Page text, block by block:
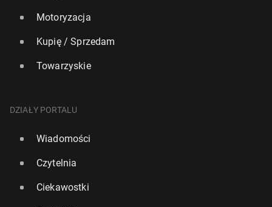
Motoryzacja
Kupię / Sprzedam
Towarzyskie
DZIAŁY PORTALU
Wiadomości
Czytelnia
Ciekawostki